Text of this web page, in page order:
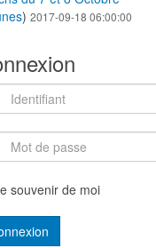
) 2017-09-18 06:00:00
souvenir de moi